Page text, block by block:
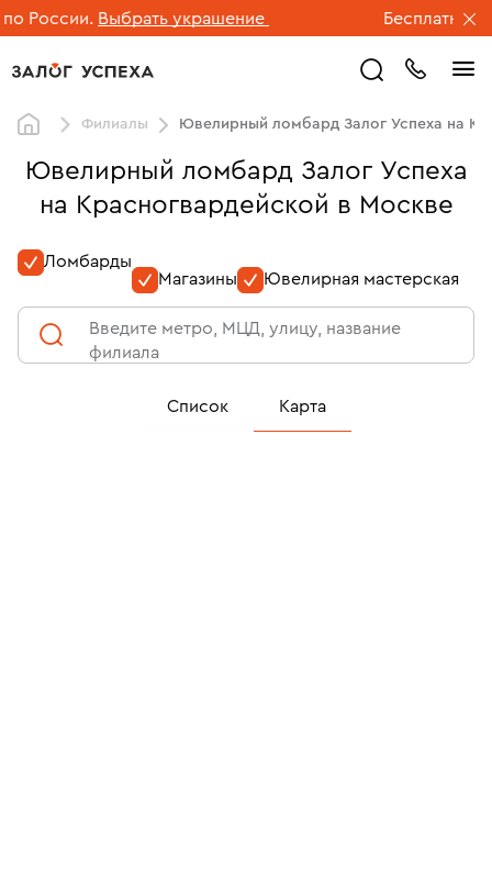
России. Выбрать украшение Бесплатная
Филиалы Ювелирный ломбард Залог Успеха на
Ювелирный ломбард Залог Успеха
на Красногвардейской в Москве
Ломбарды
Магазины
Ювелирная мастерская
Введите метро, МЦД, улицу, название
филиала
Список Карта